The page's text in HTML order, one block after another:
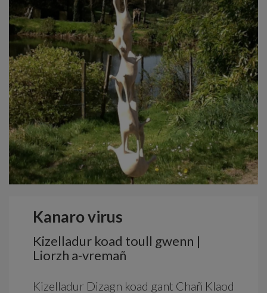
Kanaro virus
Kizelladur koad toull gwenn |
Liorzh a-vremañ
Kizelladur Dizagn koad gant Chañ Klaod